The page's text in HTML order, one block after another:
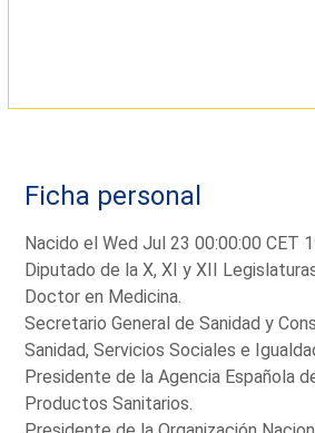
Ficha personal
Nacido el Wed Jul 23 00:00:00 CET
Diputado de la X, XI y XII
Doctor en Medicina.
Secretario General de Sanidad y
Sanidad, Servicios Sociales e
Presidente de la Agencia Española
Productos Sanitarios.